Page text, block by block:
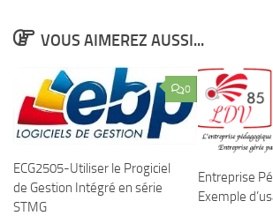
VOUS AIMEREZ AUSSI...
0
ECG2505-Utiliser le Progiciel
de Gestion Intégré en série
STMG
Entreprise
Exemple